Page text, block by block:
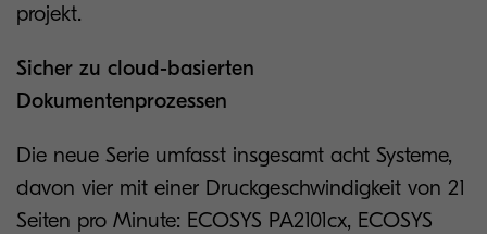
projekt.
Sicher zu cloud-basierten
Dokumentenprozessen
Die neue Serie umfasst insgesamt acht Systeme,
davon vier mit einer Druckgeschwindigkeit von 21
Seiten pro Minute: ECOSYS PA2101cx, ECOSYS